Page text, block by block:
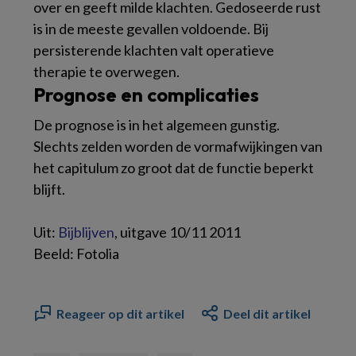
over en geeft milde klachten. Gedoseerde rust
is in de meeste gevallen voldoende. Bij
persisterende klachten valt operatieve
therapie te overwegen.
Prognose en complicaties
De prognose is in het algemeen gunstig.
Slechts zelden worden de vormafwijkingen van
het capitulum zo groot dat de functie beperkt
blijft.
Uit: Bijblijven, uitgave 10/11 2011
Beeld: Fotolia
Reageer op dit artikel Deel dit artikel